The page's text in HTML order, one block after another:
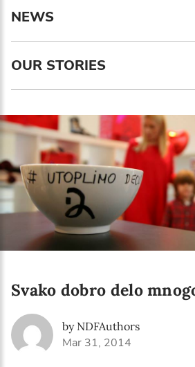
NEWS
OUR STORIES
Svako dobro delo
by NDFAuthors
Mar 31, 2014
Newsletter
Email address*
First name*
Enter your first name
Birthday
MM / DD
Language preference
Serbian